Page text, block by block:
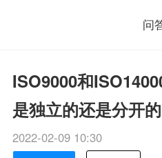
问
ISO9000和
是独立的还是分开
2022-02-09 10:30